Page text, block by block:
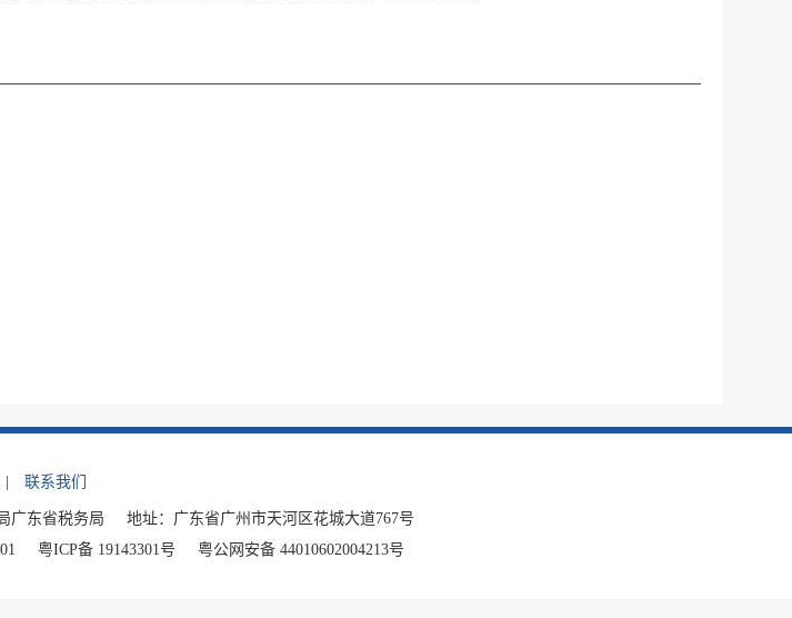
联系我们
广东省税务局
地址：广东省广州市天河区花城大道767号
粤ICP备 19143301号 粤公网安备 44010602004213号